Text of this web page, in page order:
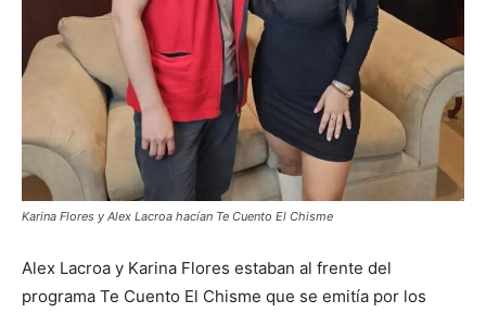
Karina Flores y Alex Lacroa hacían Te Cuento El Chisme
Alex Lacroa y Karina Flores estaban al frente del
programa Te Cuento El Chisme que se emitía por los